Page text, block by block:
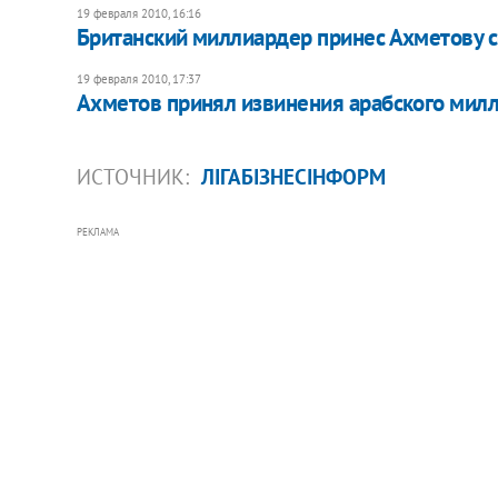
19 февраля 2010, 16:16
Британский миллиардер принес Ахметову
19 февраля 2010, 17:37
Ахметов принял извинения арабского
ИСТОЧНИК: ЛІГАБІЗНЕСІНФОРМ
РЕКЛАМА